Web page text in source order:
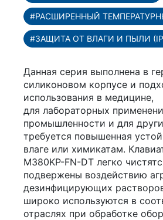
#РАСШИРЕННЫЙ
#ЗАЩИТА ОТ ВЛАГИ И ПЫЛИ
Данная серия выполнена в
силиконовом корпусе и
использования в медицине,
для лабораторных
промышленности и для
требуется повышенная
влаге или химикатам.
M380KP-FN-DT легко
подвержены воздействию
дезинфицирующих
широко используются в
отраслях при обработке